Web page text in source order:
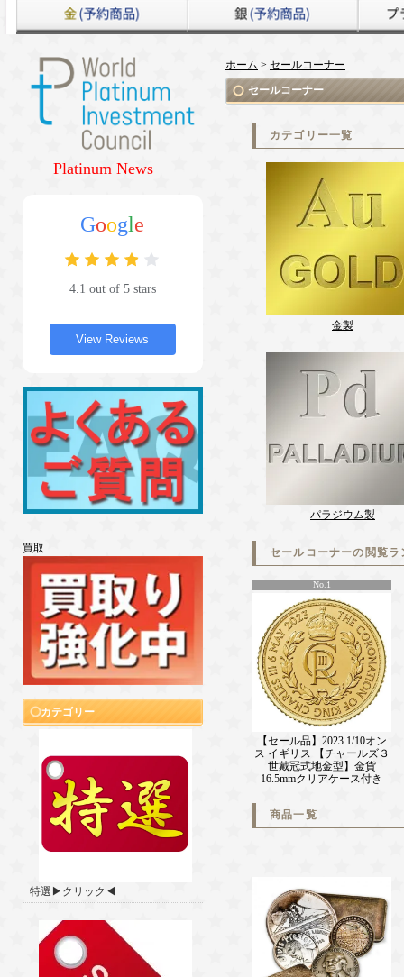
Platinum News
Google
4.1 out of 5 stars
View Reviews
買取
カテゴリー
特選▶クリック◀
ホーム > セールコーナー
セールコーナー
カテゴリー一覧
金製
パラジウム製
セールコーナーの閲覧ラ
No.1
【セール品】2023 1/10オン
ス イギリス 【チャールズ３
世戴冠式地金型】金貨
16.5mmクリアケース付き
商品一覧